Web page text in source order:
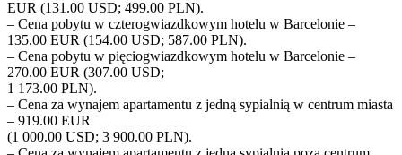
EUR (131.00 USD; 499.00 PLN).
– Cena pobytu w czterogwiazdkowym hotelu w Barcelonie –
135.00 EUR (154.00 USD; 587.00 PLN).
– Cena pobytu w pięciogwiazdkowym hotelu w Barcelonie –
270.00 EUR (307.00 USD;
1 173.00 PLN).
– Cena za wynajem apartamentu z jedną sypialnią w centrum miasta
– 919.00 EUR
(1 000.00 USD; 3 900.00 PLN).